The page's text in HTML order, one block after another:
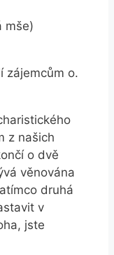
mše)
zájemcům o.
z našich
o dvě
věnována
druhá
v
jste